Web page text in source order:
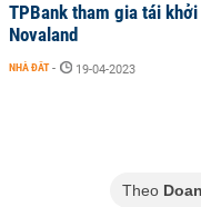
TPBank tham gia tái
Novaland
NHÀ ĐẤT - 19-04-2023
Theo